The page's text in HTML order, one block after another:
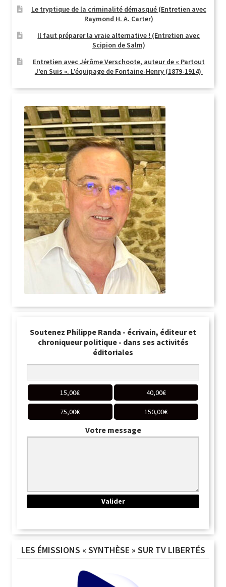
Le tryptique de la criminalité démasqué (Entretien avec
Raymond H. A. Carter)
Il faut préparer la vraie alternative ! (Entretien avec
Scipion de Salm)
Entretien avec Jérôme Verschoote, auteur de « Partout
J’en Suis ». L’équipage de Fontaine-Henry (1879-1914)
Soutenez Philippe Randa - écrivain, éditeur et
chroniqueur politique - dans ses activités
éditoriales
15,00€ 40,00€
75,00€ 150,00€
Votre message
LES ÉMISSIONS « SYNTHÈSE » SUR TV LIBERTÉS